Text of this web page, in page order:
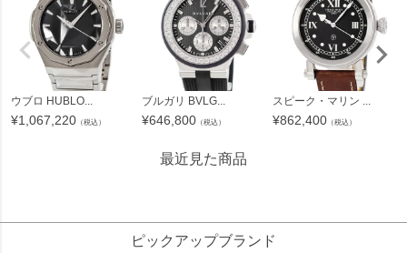
ウブロ HUBLO...
¥1,067,220 （税込）
ブルガリ BVLG...
¥646,800 （税込）
スピーク・マリン ...
¥862,400 （税込）
最近見た商品
ピックアップブランド